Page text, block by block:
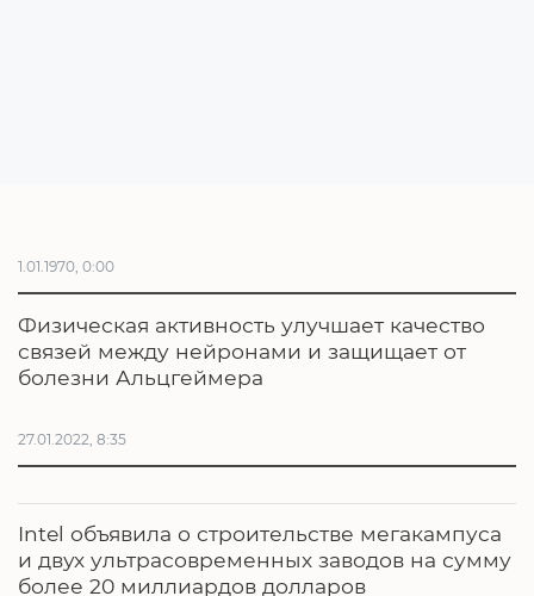
1.01.1970, 0:00
Физическая активность улучшает качество
связей между нейронами и защищает от
болезни Альцгеймера
27.01.2022, 8:35
Intel объявила о строительстве мегакампуса
и двух ультрасовременных заводов на сумму
более 20 миллиардов долларов